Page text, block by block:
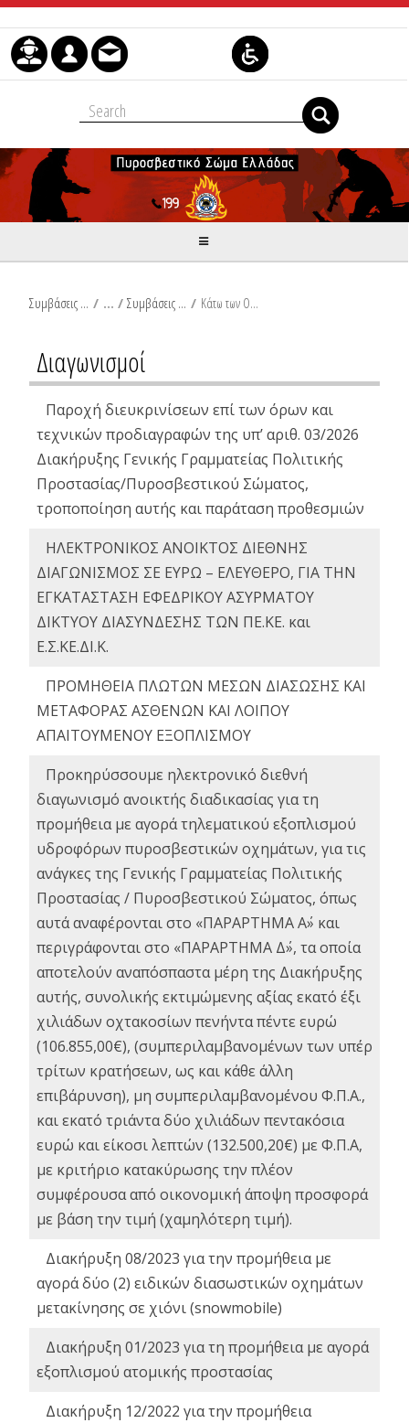
Μετάβαση στο περιεχόμενο
Συμβάσεις Διαβουλεύσεις Διαγωνισμοί / Συμβάσεις Προμηθειών / Κάτω των Ορίων
Διαγωνισμοί
Παροχή διευκρινίσεων επί των όρων και
τεχνικών προδιαγραφών της υπ’ αριθ. 03/2026
Διακήρυξης Γενικής Γραμματείας Πολιτικής
Προστασίας/Πυροσβεστικού Σώματος,
τροποποίηση αυτής και παράταση προθεσμιών
ΗΛΕΚΤΡΟΝΙΚΟΣ ΑΝΟΙΚΤΟΣ ΔΙΕΘΝΗΣ
ΔΙΑΓΩΝΙΣΜΟΣ ΣΕ ΕΥΡΩ – ΕΛΕΥΘΕΡΟ, ΓΙΑ ΤΗΝ
ΕΓΚΑΤΑΣΤΑΣΗ ΕΦΕΔΡΙΚΟΥ ΑΣΥΡΜΑΤΟΥ
ΔΙΚΤΥΟΥ ΔΙΑΣΥΝΔΕΣΗΣ ΤΩΝ ΠΕ.ΚΕ. και
Ε.Σ.ΚΕ.ΔΙ.Κ.
ΠΡΟΜΗΘΕΙΑ ΠΛΩΤΩΝ ΜΕΣΩΝ ΔΙΑΣΩΣΗΣ ΚΑΙ
ΜΕΤΑΦΟΡΑΣ ΑΣΘΕΝΩΝ ΚΑΙ ΛΟΙΠΟΥ
ΑΠΑΙΤΟΥΜΕΝΟΥ ΕΞΟΠΛΙΣΜΟΥ
Προκηρύσσουμε ηλεκτρονικό διεθνή
διαγωνισμό ανοικτής διαδικασίας για τη
προμήθεια με αγορά τηλεματικού εξοπλισμού
υδροφόρων πυροσβεστικών οχημάτων, για τις
ανάγκες της Γενικής Γραμματείας Πολιτικής
Προστασίας / Πυροσβεστικού Σώματος, όπως
αυτά αναφέρονται στο «ΠΑΡΑΡΤΗΜΑ Α΄» και
περιγράφονται στο «ΠΑΡΑΡΤΗΜΑ Δ΄», τα οποία
αποτελούν αναπόσπαστα μέρη της Διακήρυξης
αυτής, συνολικής εκτιμώμενης αξίας εκατό έξι
χιλιάδων οχτακοσίων πενήντα πέντε ευρώ
(106.855,00€), (συμπεριλαμβανομένων των υπέρ
τρίτων κρατήσεων, ως και κάθε άλλη
επιβάρυνση), μη συμπεριλαμβανομένου Φ.Π.Α.,
και εκατό τριάντα δύο χιλιάδων πεντακόσια
ευρώ και είκοσι λεπτών (132.500,20€) με Φ.Π.Α,
με κριτήριο κατακύρωσης την πλέον
συμφέρουσα από οικονομική άποψη προσφορά
με βάση την τιμή (χαμηλότερη τιμή).
Διακήρυξη 08/2023 για την προμήθεια με
αγορά δύο (2) ειδικών διασωστικών οχημάτων
μετακίνησης σε χιόνι (snowmobile)
Διακήρυξη 01/2023 για τη προμήθεια με αγορά
εξοπλισμού ατομικής προστασίας
Διακήρυξη 12/2022 για την προμήθεια